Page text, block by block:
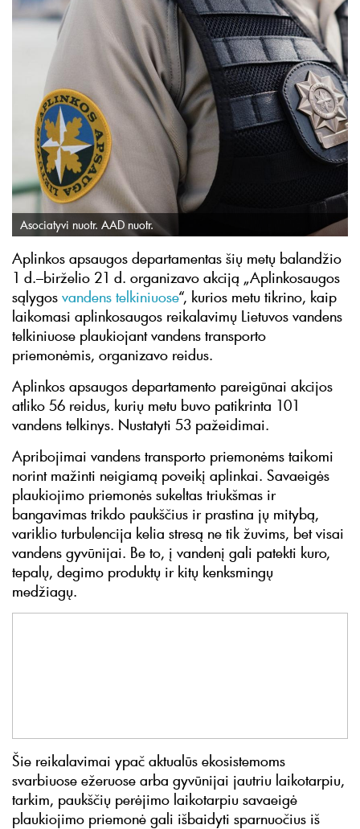
Asociatyvi nuotr. AAD nuotr.
Aplinkos apsaugos departamentas šių metų balandžio
1 d.–birželio 21 d. organizavo akciją „Aplinkosaugos
sąlygos vandens telkiniuose“, kurios metu tikrino, kaip
laikomasi aplinkosaugos reikalavimų Lietuvos vandens
telkiniuose plaukiojant vandens transporto
priemonėmis, organizavo reidus.
Aplinkos apsaugos departamento pareigūnai akcijos
atliko 56 reidus, kurių metu buvo patikrinta 101
vandens telkinys. Nustatyti 53 pažeidimai.
Apribojimai vandens transporto priemonėms taikomi
norint mažinti neigiamą poveikį aplinkai. Savaeigės
plaukiojimo priemonės sukeltas triukšmas ir
bangavimas trikdo paukščius ir prastina jų mitybą,
variklio turbulencija kelia stresą ne tik žuvims, bet visai
vandens gyvūnijai. Be to, į vandenį gali patekti kuro,
tepalų, degimo produktų ir kitų kenksmingų
medžiagų.
Šie reikalavimai ypač aktualūs ekosistemoms
svarbiuose ežeruose arba gyvūnijai jautriu laikotarpiu,
tarkim, paukščių perėjimo laikotarpiu savaeigė
plaukiojimo priemonė gali išbaidyti sparnuočius iš